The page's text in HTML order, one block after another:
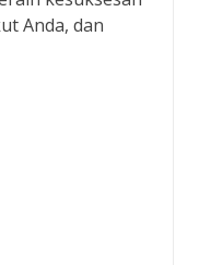
Anda, dan